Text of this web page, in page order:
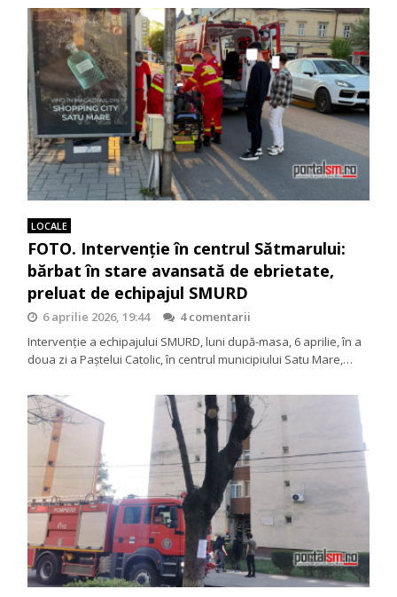
LOCALE
FOTO. Intervenție în centrul Sătmarului:
bărbat în stare avansată de ebrietate,
preluat de echipajul SMURD
6 aprilie 2026, 19:44
4 comentarii
Intervenție a echipajului SMURD, luni după-masa, 6 aprilie, în a
doua zi a Paștelui Catolic, în centrul municipiului Satu Mare,…